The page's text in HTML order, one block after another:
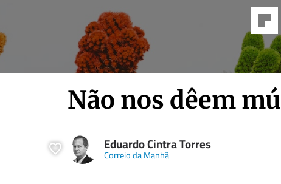
Não nos dêem
Eduardo Cintra Torres
Correio da Manhã